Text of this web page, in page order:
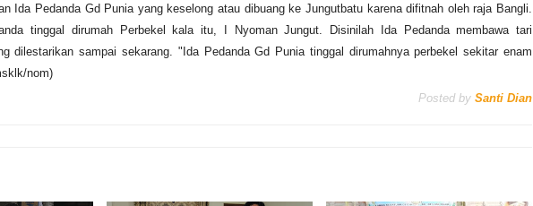
Ida Pedanda Gd Punia yang keselong atau dibuang ke Jungutbatu karena difitnah oleh raja Bangli.
tinggal dirumah Perbekel kala itu, I Nyoman Jungut. Disinilah Ida Pedanda membawa tari
dilestarikan sampai sekarang. "Ida Pedanda Gd Punia tinggal dirumahnya perbekel sekitar enam
nom)
Posted by Santi Dian